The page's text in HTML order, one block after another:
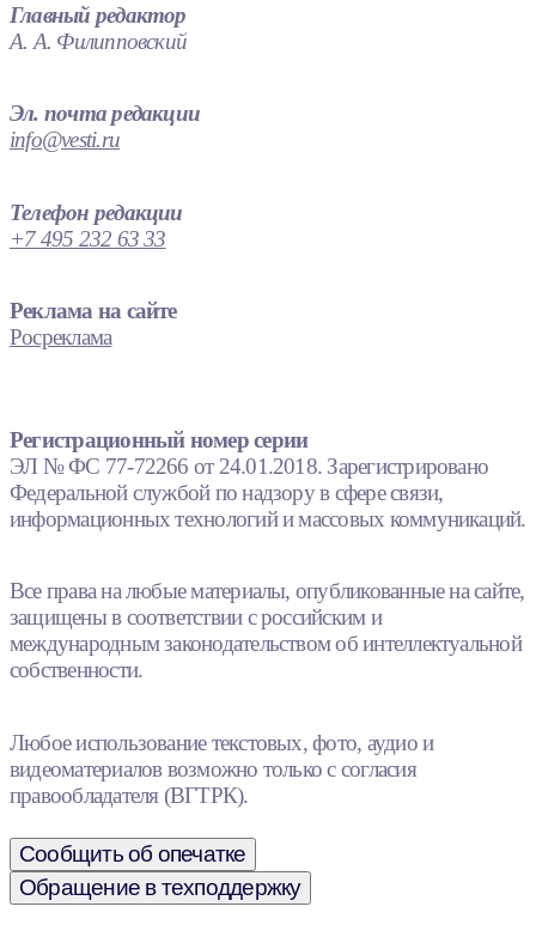
Главный редактор
А. А. Филипповский
Эл. почта редакции
info@vesti.ru
Телефон редакции
+7 495 232 63 33
Реклама на сайте
Росреклама
Регистрационный номер серии
ЭЛ № ФС 77-72266 от 24.01.2018. Зарегистрировано
Федеральной службой по надзору в сфере связи,
информационных технологий и массовых коммуникаций.
Все права на любые материалы, опубликованные на сайте,
защищены в соответствии с российским и
международным законодательством об интеллектуальной
собственности.
Любое использование текстовых, фото, аудио и
видеоматериалов возможно только с согласия
правообладателя (ВГТРК).
Сообщить об опечатке
Обращение в техподдержку